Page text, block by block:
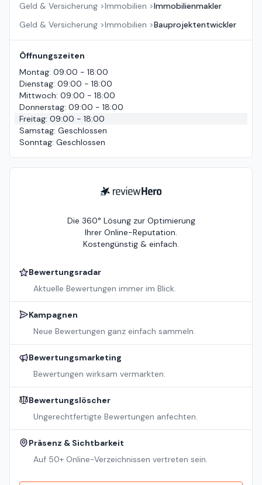
Geld & Versicherung >Immobilien >Immobilienmakler
Geld & Versicherung >Immobilien >Bauprojektentwickler
Öffnungszeiten
Montag: 09:00 - 18:00
Dienstag: 09:00 - 18:00
Mittwoch: 09:00 - 18:00
Donnerstag: 09:00 - 18:00
Freitag: 09:00 - 18:00
Samstag: Geschlossen
Sonntag: Geschlossen
ReviewHero
Die 360° Lösung zur Optimierung
Ihrer Online-Reputation.
Kostengünstig & einfach.
Bewertungsradar
Aktuelle Bewertungen immer im Blick.
Kampagnen
Neue Bewertungen ganz einfach sammeln.
Bewertungsmarketing
Bewertungen wirksam vermarkten.
Bewertungslöscher
Ungerechtfertigte Bewertungen anfechten.
Präsenz & Sichtbarkeit
Auf 50+ Online-Verzeichnissen vertreten sein.